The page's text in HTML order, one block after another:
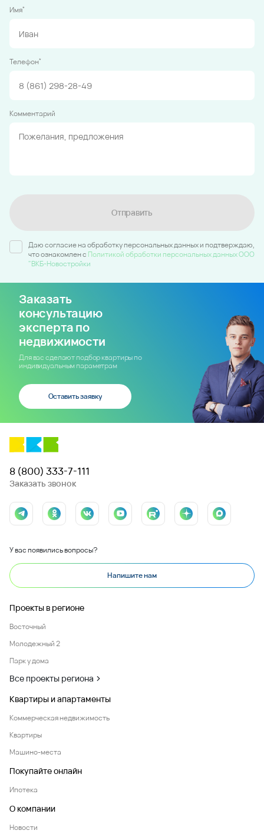
Имя*
Телефон*
Комментарий
Отправить
Даю согласие на обработку персональных данных и подтверждаю,
что ознакомлен c Политикой обработки персональных данных ООО
"ВКБ-Новостройки
Заказать
консультацию
эксперта по
недвижимости
Для вас сделают подбор квартиры по
индивидуальным параметрам
Оставить заявку
8 (800) 333-7-111
Заказать звонок
У вас появились вопросы?
Напишите нам
Проекты в регионе
Восточный
Молодежный 2
Парк у дома
Все проекты региона
Квартиры и апартаменты
Коммерческая недвижимость
Квартиры
Машино-места
Покупайте онлайн
Ипотека
О компании
Новости